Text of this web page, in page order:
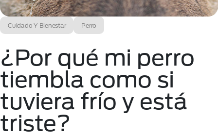
Cuidado Y Bienestar Perro
¿Por qué mi perro
tiembla como si
tuviera frío y está
triste?